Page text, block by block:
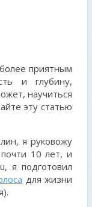
приятным
и глубину,
научиться
эту статью
я руковожу
10 лет, и
я подготовил
для жизни